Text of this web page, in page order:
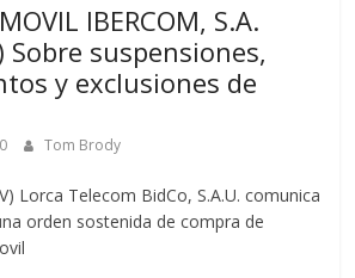
IBERCOM, S.A.
Sobre suspensiones,
y exclusiones de
Tom Brody
Lorca Telecom BidCo, S.A.U. comunica
orden sostenida de compra de